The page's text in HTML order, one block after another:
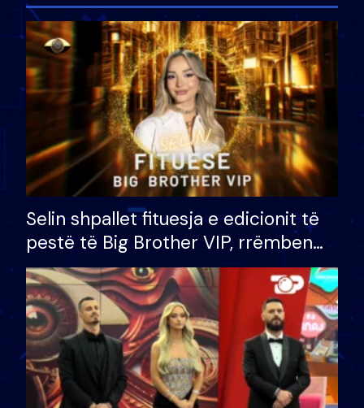
Selin shpallet fituesja e edicionit të
pestë të Big Brother VIP, rrëmben
çmimin e madh prej 100 mijë eurosh